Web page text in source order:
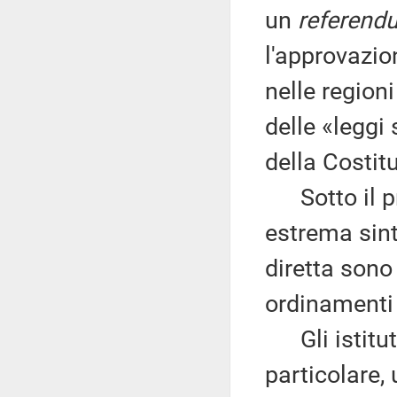
un
nelle
delle «leggi
della
Sotto il
estrema
diretta
Gli istituti
particolare,